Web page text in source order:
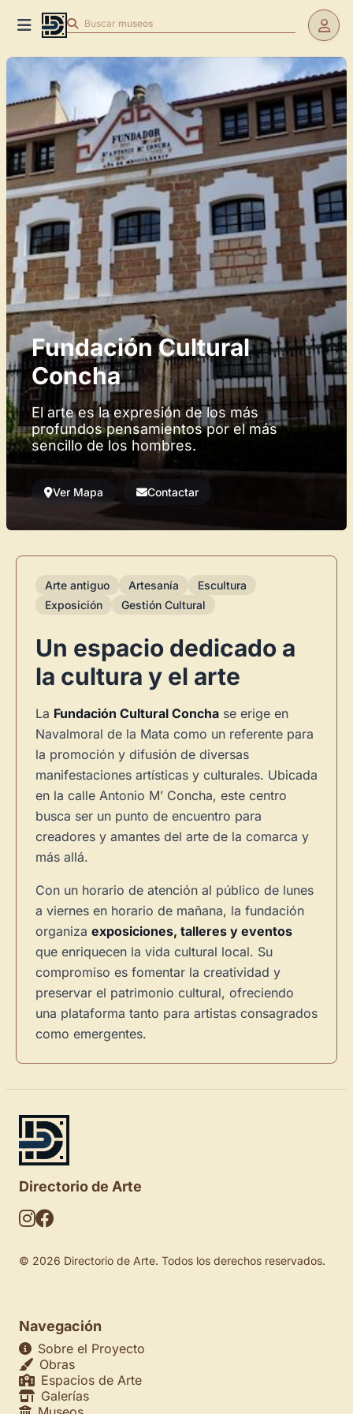
Buscar museos
Fundación Cultural
Concha
El arte es la expresión de los más
profundos pensamientos por el más
sencillo de los hombres.
Ver Mapa Contactar
Arte antiguo Artesanía
Escultura
Exposición
Gestión Cultural
Un espacio dedicado a
la cultura y el arte
La Fundación Cultural Concha se erige en
Navalmoral de la Mata como un referente para
la promoción y difusión de diversas
manifestaciones artísticas y culturales. Ubicada
en la calle Antonio M’ Concha, este centro
busca ser un punto de encuentro para
creadores y amantes del arte de la comarca y
más allá.
Con un horario de atención al público de lunes
a viernes en horario de mañana, la fundación
organiza exposiciones, talleres y eventos
que enriquecen la vida cultural local. Su
compromiso es fomentar la creatividad y
preservar el patrimonio cultural, ofreciendo
una plataforma tanto para artistas consagrados
como emergentes.
Directorio de Arte
© 2026 Directorio de Arte. Todos los derechos reservados.
Navegación
Sobre el Proyecto
Obras
Espacios de Arte
Galerías